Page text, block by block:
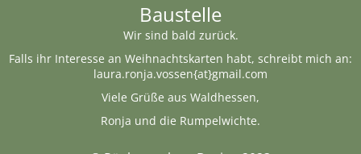
Baustelle
Wir sind bald zurück.
Falls ihr Interesse an Weihnachtskarten habt, schreibt mich an:
laura.ronja.vossen{at}gmail.com
Viele Grüße aus Waldhessen,
Ronja und die Rumpelwichte.